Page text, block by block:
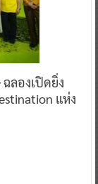
ลองเปิดยิ่ง
แห่ง